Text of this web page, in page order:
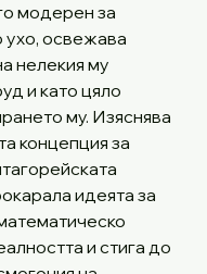
модерен за
освежава
нелекия му
и като цяло
му. Изяснява
концепция за
идеята за
и стига до